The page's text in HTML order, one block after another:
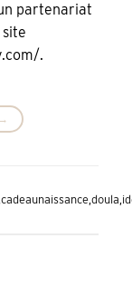
partenariat
.
→
,cadeaunaissance ,doula